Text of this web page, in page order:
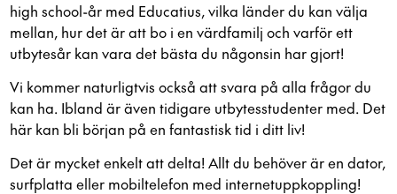
high school-år med Educatius, vilka länder du kan välja
mellan, hur det är att bo i en värdfamilj och varför ett
utbytesår kan vara det bästa du någonsin har gjort!
Vi kommer naturligtvis också att svara på alla frågor du
kan ha. Ibland är även tidigare utbytesstudenter med. Det
här kan bli början på en fantastisk tid i ditt liv!
Det är mycket enkelt att delta! Allt du behöver är en dator,
surfplatta eller mobiltelefon med internetuppkoppling!